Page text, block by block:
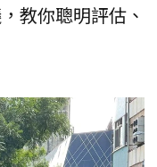
教你聰明評估、